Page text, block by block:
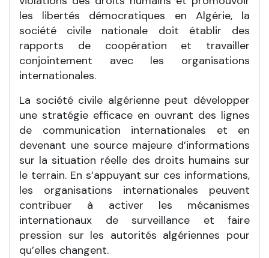
les libertés démocratiques en Algérie, la
société civile nationale doit établir des
rapports de coopération et travailler
conjointement avec les organisations
internationales.
La société civile algérienne peut développer
une stratégie efficace en ouvrant des lignes
de communication internationales et en
devenant une source majeure d’informations
sur la situation réelle des droits humains sur
le terrain. En s’appuyant sur ces informations,
les organisations internationales peuvent
contribuer à activer les mécanismes
internationaux de surveillance et faire
pression sur les autorités algériennes pour
qu’elles changent.